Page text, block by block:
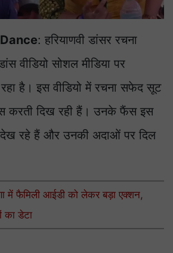
: हरियाणवी डांसर रचना
वीडियो सोशल मीडिया पर
है। इस वीडियो में रचना सफेद सूट
करती दिख रही हैं। उनके फैंस इस
देख रहे हैं और उनकी अदाओं पर दिल
में फैमिली आईडी को लेकर बड़ा एक्शन,
का डेटा